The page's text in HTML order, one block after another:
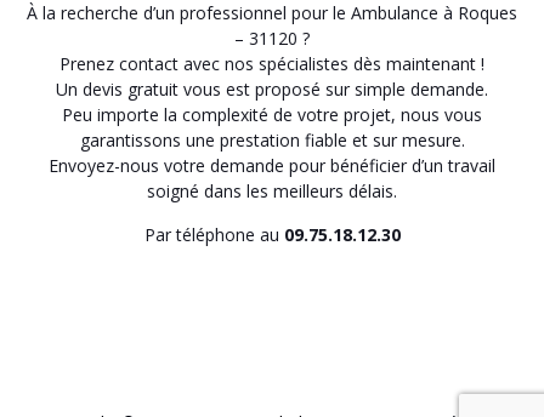
À la recherche d’un professionnel pour le Ambulance à Roques
– 31120 ?
Prenez contact avec nos spécialistes dès maintenant !
Un devis gratuit vous est proposé sur simple demande.
Peu importe la complexité de votre projet, nous vous
garantissons une prestation fiable et sur mesure.
Envoyez-nous votre demande pour bénéficier d’un travail
soigné dans les meilleurs délais.
Par téléphone au 09.75.18.12.30